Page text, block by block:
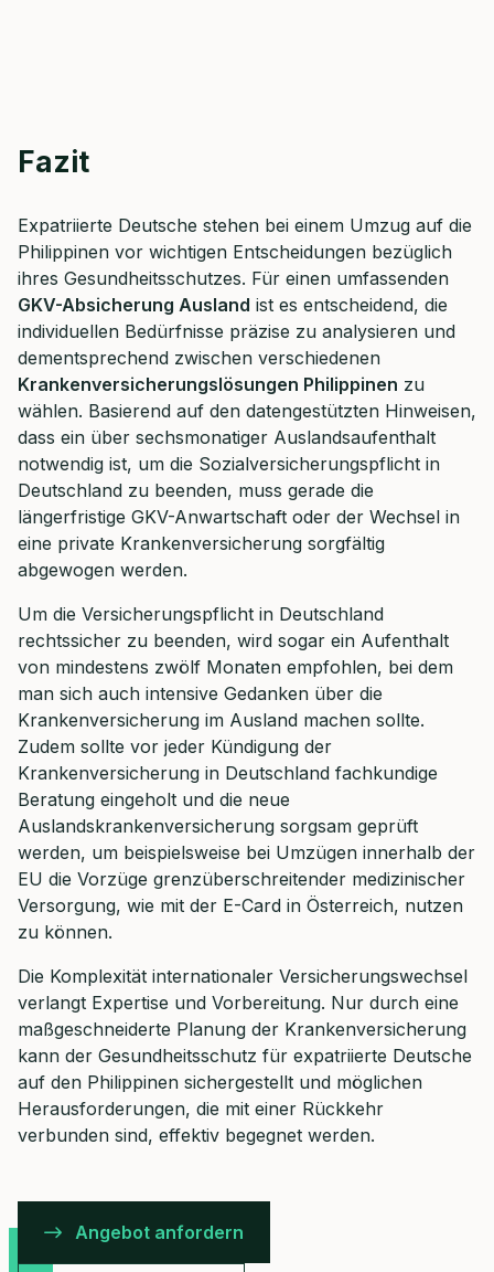
Fazit
Expatriierte Deutsche stehen bei einem Umzug auf die
Philippinen vor wichtigen Entscheidungen bezüglich
ihres Gesundheitsschutzes. Für einen umfassenden
GKV-Absicherung Ausland ist es entscheidend, die
individuellen Bedürfnisse präzise zu analysieren und
dementsprechend zwischen verschiedenen
Krankenversicherungslösungen Philippinen zu
wählen. Basierend auf den datengestützten Hinweisen,
dass ein über sechsmonatiger Auslandsaufenthalt
notwendig ist, um die Sozialversicherungspflicht in
Deutschland zu beenden, muss gerade die
längerfristige GKV-Anwartschaft oder der Wechsel in
eine private Krankenversicherung sorgfältig
abgewogen werden.
Um die Versicherungspflicht in Deutschland
rechtssicher zu beenden, wird sogar ein Aufenthalt
von mindestens zwölf Monaten empfohlen, bei dem
man sich auch intensive Gedanken über die
Krankenversicherung im Ausland machen sollte.
Zudem sollte vor jeder Kündigung der
Krankenversicherung in Deutschland fachkundige
Beratung eingeholt und die neue
Auslandskrankenversicherung sorgsam geprüft
werden, um beispielsweise bei Umzügen innerhalb der
EU die Vorzüge grenzüberschreitender medizinischer
Versorgung, wie mit der E-Card in Österreich, nutzen
zu können.
Die Komplexität internationaler Versicherungswechsel
verlangt Expertise und Vorbereitung. Nur durch eine
maßgeschneiderte Planung der Krankenversicherung
kann der Gesundheitsschutz für expatriierte Deutsche
auf den Philippinen sichergestellt und möglichen
Herausforderungen, die mit einer Rückkehr
verbunden sind, effektiv begegnet werden.
Angebot anfordern